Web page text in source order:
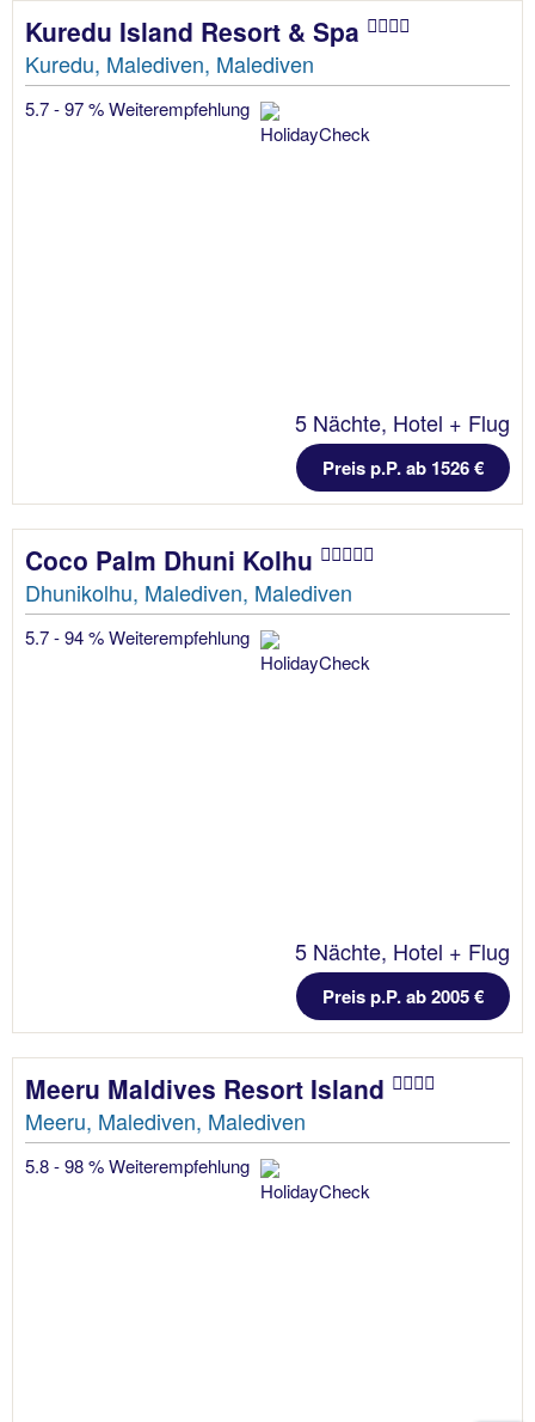
Kuredu Island Resort & Spa
Kuredu, Malediven, Malediven
5.7 - 97 % Weiterempfehlung
5 Nächte, Hotel + Flug
Preis p.P. ab 1526 €
Coco Palm Dhuni Kolhu
Dhunikolhu, Malediven, Malediven
5.7 - 94 % Weiterempfehlung
5 Nächte, Hotel + Flug
Preis p.P. ab 2005 €
Meeru Maldives Resort Island
Meeru, Malediven, Malediven
5.8 - 98 % Weiterempfehlung